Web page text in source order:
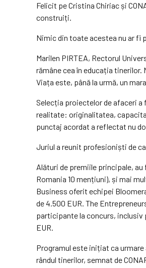
Felicit pe Cristina Chiriac și
construiți.
Nimic din toate acestea nu ar fi
Marilen PIRTEA, Rectorul
rămâne cea în educația
Viața este, până la urmă, un
Selecția proiectelor de afaceri
realitate: originalitatea,
punctaj acordat a reflectat nu
Juriul a reunit profesioniști de
Alături de premiile principale, au
Romania 10 mențiuni), și mai
Business oferit echipei
de 4.500 EUR. The
participante la concurs, inclusiv
EUR.
Programul este inițiat ca
rândul tinerilor, semnat de